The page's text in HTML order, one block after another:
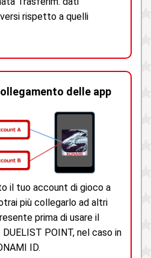
rispetto a quelli
delle app
il tuo account di gioco a
più collegarlo ad altri
prima di usare il
POINT, nel caso in
ID.